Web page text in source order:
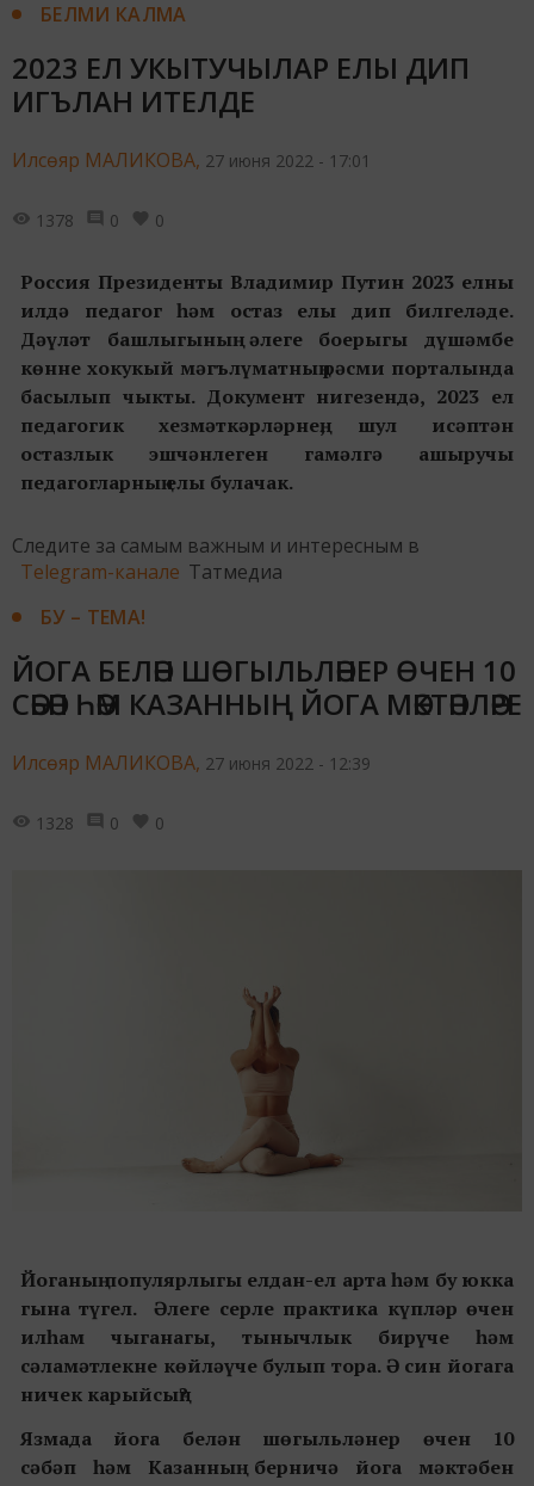
БЕЛМИ КАЛМА
2023 ЕЛ УКЫТУЧЫЛАР ЕЛЫ ДИП
ИГЪЛАН ИТЕЛДЕ
Илсөяр МАЛИКОВА, 27 июня 2022 - 17:01
1378 0 0
Россия Президенты Владимир Путин 2023 елны
илдә педагог һәм остаз елы дип билгеләде.
Дәүләт башлыгының әлеге боерыгы дүшәмбе
көнне хокукый мәгълүматның рәсми порталында
басылып чыкты. Документ нигезендә, 2023 ел
педагогик хезмәткәрләрнең, шул исәптән
остазлык эшчәнлеген гамәлгә ашыручы
педагогларның елы булачак.
Следите за самым важным и интересным в
Telegram-канале Татмедиа
БУ – ТЕМА!
ЙОГА БЕЛӘН ШӨГЫЛЬЛӘНЕР ӨЧЕН 10
СӘБӘП ҺӘМ КАЗАННЫҢ ЙОГА МӘКТӘПЛӘРЕ
Илсөяр МАЛИКОВА, 27 июня 2022 - 12:39
1328 0 0
Йоганың популярлыгы елдан-ел арта һәм бу юкка
гына түгел. Әлеге серле практика күпләр өчен
илһам чыганагы, тынычлык бирүче һәм
сәламәтлекне көйләүче булып тора. Ә син йогага
ничек карыйсың?
Язмада йога белән шөгыльләнер өчен 10
сәбәп һәм Казанның берничә йога мәктәбен